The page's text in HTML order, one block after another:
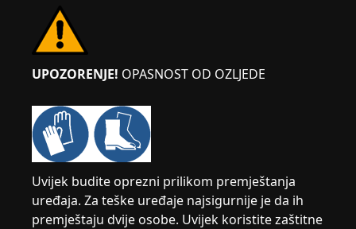
UPOZORENJE! OPASNOST OD OZLJEDE
Uvijek budite oprezni prilikom premještanja
uređaja. Za teške uređaje najsigurnije je da ih
premještaju dvije osobe. Uvijek koristite zaštitne